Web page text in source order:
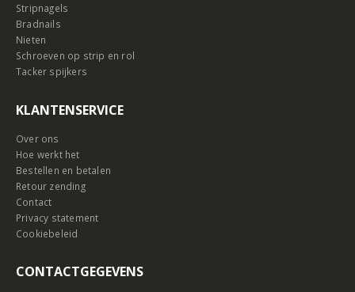
Stripnagels
Bradnails
Nieten
Schroeven op strip en rol
Tacker spijkers
KLANTENSERVICE
Over ons
Hoe werkt het
Bestellen en betalen
Retour zending
Contact
Privacy statement
Cookiebeleid
CONTACTGEGEVENS